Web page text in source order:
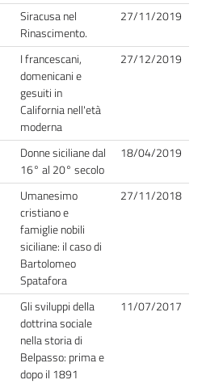
Siracusa nel
Rinascimento.
27/11/2019
I francescani,
domenicani e
gesuiti in
California nell'età
moderna
27/12/2019
Donne siciliane dal
16° al 20° secolo
18/04/2019
Umanesimo
cristiano e
famiglie nobili
siciliane: il caso di
Bartolomeo
Spatafora
27/11/2018
Gli sviluppi della
dottrina sociale
nella storia di
Belpasso: prima e
dopo il 1891
11/07/2017